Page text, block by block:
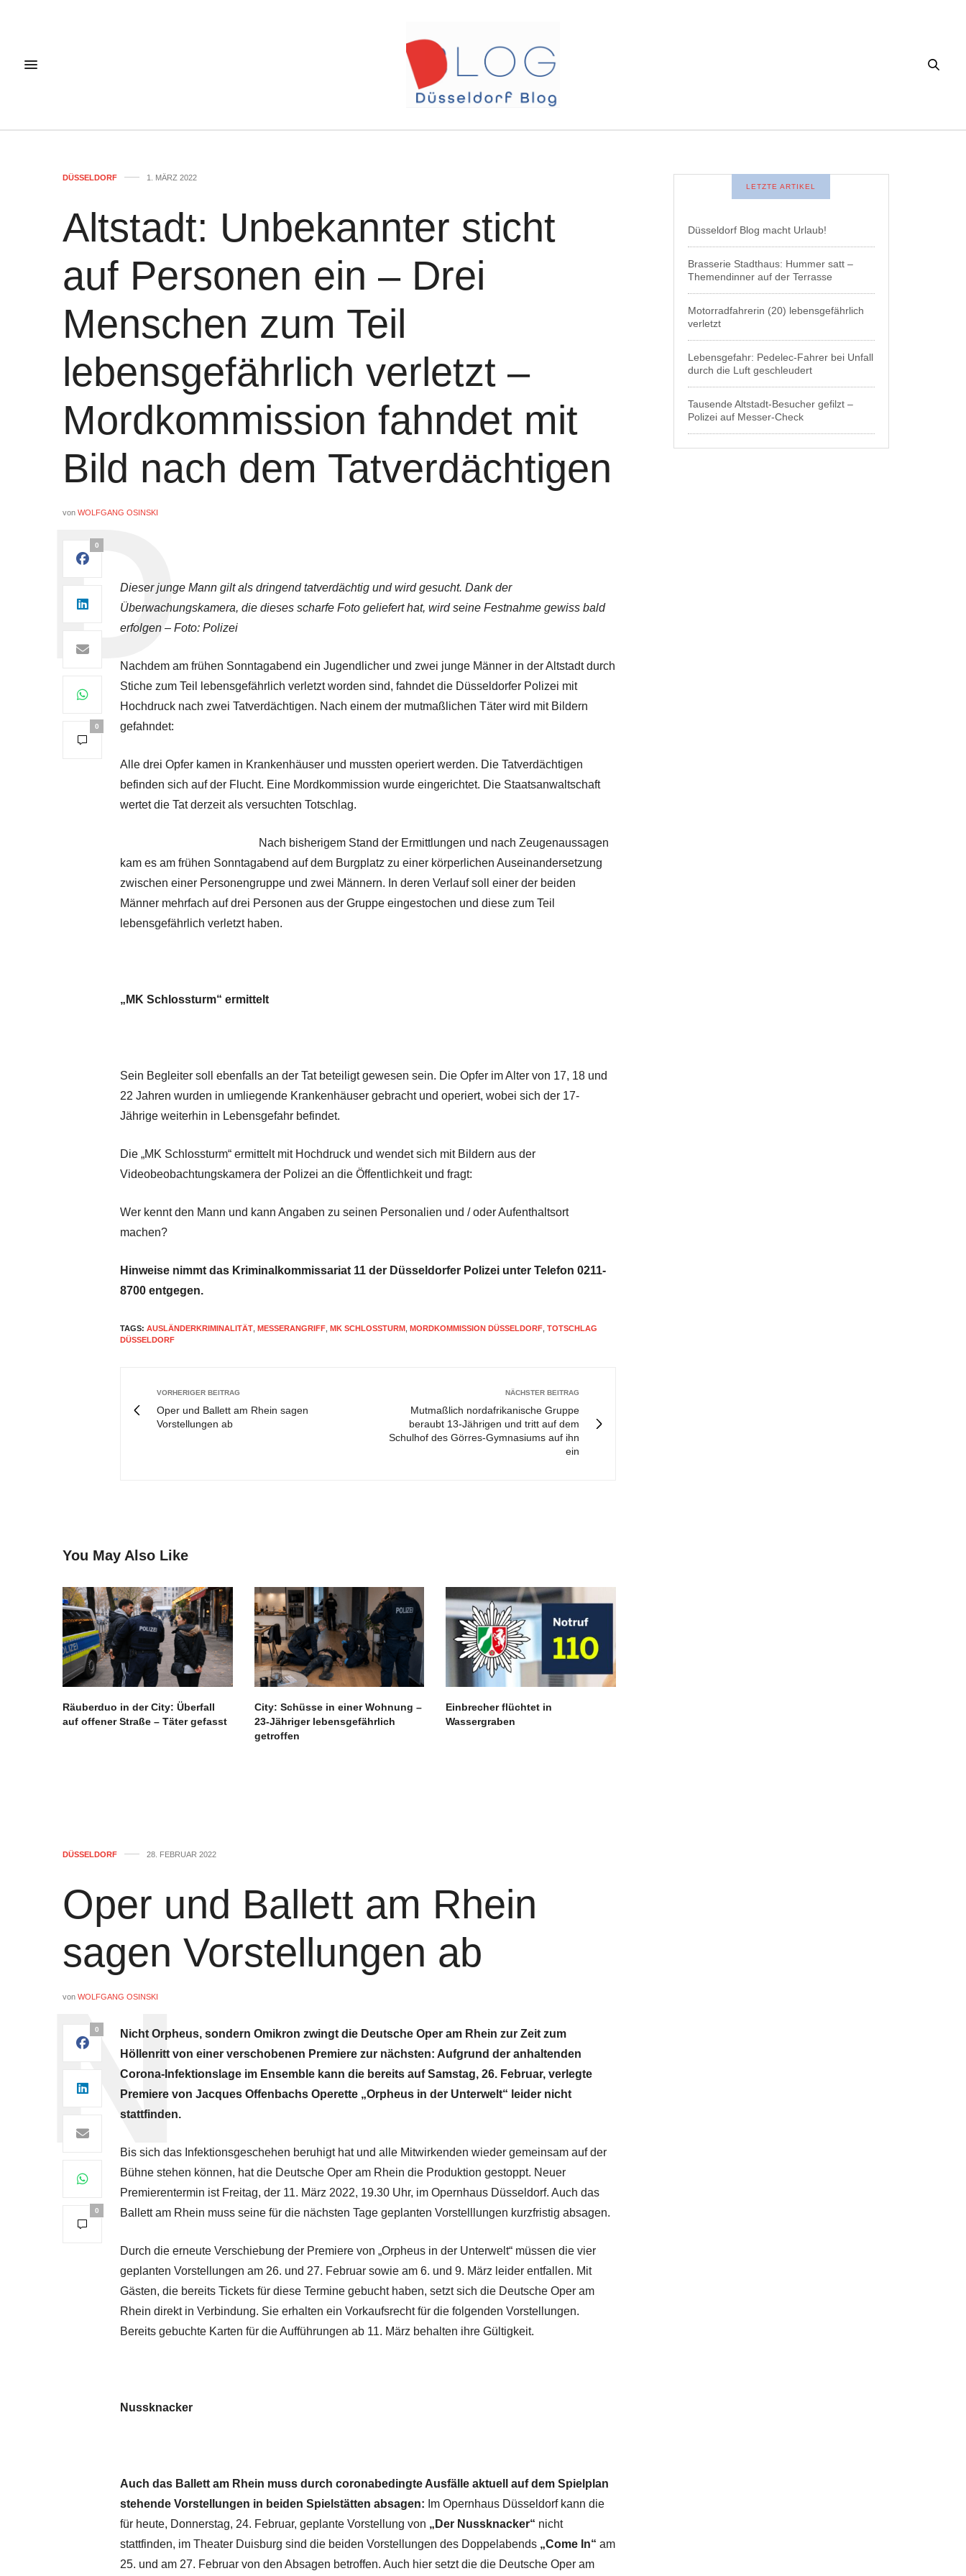
DÜSSELDORF 1. MÄRZ 2022
Altstadt: Unbekannter sticht
auf Personen ein – Drei
Menschen zum Teil
lebensgefährlich verletzt –
Mordkommission fahndet mit
Bild nach dem Tatverdächtigen
von WOLFGANG OSINSKI
0
0
Dieser junge Mann gilt als dringend tatverdächtig und wird gesucht. Dank der
Überwachungskamera, die dieses scharfe Foto geliefert hat, wird seine Festnahme gewiss bald
erfolgen – Foto: Polizei
Nachdem am frühen Sonntagabend ein Jugendlicher und zwei junge Männer in der Altstadt durch
Stiche zum Teil lebensgefährlich verletzt worden sind, fahndet die Düsseldorfer Polizei mit
Hochdruck nach zwei Tatverdächtigen. Nach einem der mutmaßlichen Täter wird mit Bildern
gefahndet:
Alle drei Opfer kamen in Krankenhäuser und mussten operiert werden. Die Tatverdächtigen
befinden sich auf der Flucht. Eine Mordkommission wurde eingerichtet. Die Staatsanwaltschaft
wertet die Tat derzeit als versuchten Totschlag.
Nach bisherigem Stand der Ermittlungen und nach Zeugenaussagen
kam es am frühen Sonntagabend auf dem Burgplatz zu einer körperlichen Auseinandersetzung
zwischen einer Personengruppe und zwei Männern. In deren Verlauf soll einer der beiden
Männer mehrfach auf drei Personen aus der Gruppe eingestochen und diese zum Teil
lebensgefährlich verletzt haben.
„MK Schlossturm“ ermittelt
Sein Begleiter soll ebenfalls an der Tat beteiligt gewesen sein. Die Opfer im Alter von 17, 18 und
22 Jahren wurden in umliegende Krankenhäuser gebracht und operiert, wobei sich der 17-
Jährige weiterhin in Lebensgefahr befindet.
Die „MK Schlossturm“ ermittelt mit Hochdruck und wendet sich mit Bildern aus der
Videobeobachtungskamera der Polizei an die Öffentlichkeit und fragt:
Wer kennt den Mann und kann Angaben zu seinen Personalien und / oder Aufenthaltsort
machen?
Hinweise nimmt das Kriminalkommissariat 11 der Düsseldorfer Polizei unter Telefon 0211-
8700 entgegen.
TAGS: AUSLÄNDERKRIMINALITÄT MESSERANGRIFF MK SCHLOSSTURM MORDKOMMISSION DÜSSELDORF TOTSCHLAG
DÜSSELDORF
VORHERIGER BEITRAG
Oper und Ballett am Rhein sagen
Vorstellungen ab
NÄCHSTER BEITRAG
Mutmaßlich nordafrikanische Gruppe
beraubt 13-Jährigen und tritt auf dem
Schulhof des Görres-Gymnasiums auf ihn
ein
You May Also Like
Räuberduo in der City: Überfall
auf offener Straße – Täter gefasst
City: Schüsse in einer Wohnung –
23-Jähriger lebensgefährlich
getroffen
Einbrecher flüchtet in
Wassergraben
LETZTE ARTIKEL
Düsseldorf Blog macht Urlaub!
Brasserie Stadthaus: Hummer satt –
Themendinner auf der Terrasse
Motorradfahrerin (20) lebensgefährlich
verletzt
Lebensgefahr: Pedelec-Fahrer bei Unfall
durch die Luft geschleudert
Tausende Altstadt-Besucher gefilzt –
Polizei auf Messer-Check
DÜSSELDORF 28. FEBRUAR 2022
Oper und Ballett am Rhein
sagen Vorstellungen ab
von WOLFGANG OSINSKI
0
0
Nicht Orpheus, sondern Omikron zwingt die Deutsche Oper am Rhein zur Zeit zum
Höllenritt von einer verschobenen Premiere zur nächsten: Aufgrund der anhaltenden
Corona-Infektionslage im Ensemble kann die bereits auf Samstag, 26. Februar, verlegte
Premiere von Jacques Offenbachs Operette „Orpheus in der Unterwelt“ leider nicht
stattfinden.
Bis sich das Infektionsgeschehen beruhigt hat und alle Mitwirkenden wieder gemeinsam auf der
Bühne stehen können, hat die Deutsche Oper am Rhein die Produktion gestoppt. Neuer
Premierentermin ist Freitag, der 11. März 2022, 19.30 Uhr, im Opernhaus Düsseldorf. Auch das
Ballett am Rhein muss seine für die nächsten Tage geplanten Vorstelllungen kurzfristig absagen.
Durch die erneute Verschiebung der Premiere von „Orpheus in der Unterwelt“ müssen die vier
geplanten Vorstellungen am 26. und 27. Februar sowie am 6. und 9. März leider entfallen. Mit
Gästen, die bereits Tickets für diese Termine gebucht haben, setzt sich die Deutsche Oper am
Rhein direkt in Verbindung. Sie erhalten ein Vorkaufsrecht für die folgenden Vorstellungen.
Bereits gebuchte Karten für die Aufführungen ab 11. März behalten ihre Gültigkeit.
Nussknacker
Auch das Ballett am Rhein muss durch coronabedingte Ausfälle aktuell auf dem Spielplan
stehende Vorstellungen in beiden Spielstätten absagen: Im Opernhaus Düsseldorf kann die
für heute, Donnerstag, 24. Februar, geplante Vorstellung von „Der Nussknacker“ nicht
stattfinden, im Theater Duisburg sind die beiden Vorstellungen des Doppelabends „Come In“ am
25. und am 27. Februar von den Absagen betroffen. Auch hier setzt die die Deutsche Oper am